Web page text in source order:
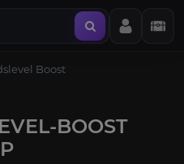
Boost
BOOST